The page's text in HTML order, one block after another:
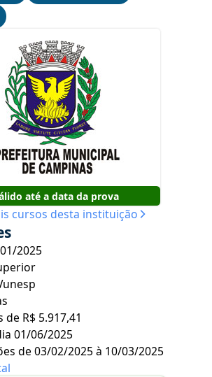
até a data da prova
cursos desta instituição
2025
de R$ 5.917,41
01/06/2025
de 03/02/2025 à 10/03/2025